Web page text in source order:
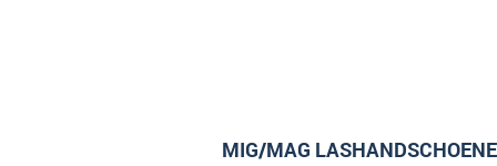
MIG/MAG